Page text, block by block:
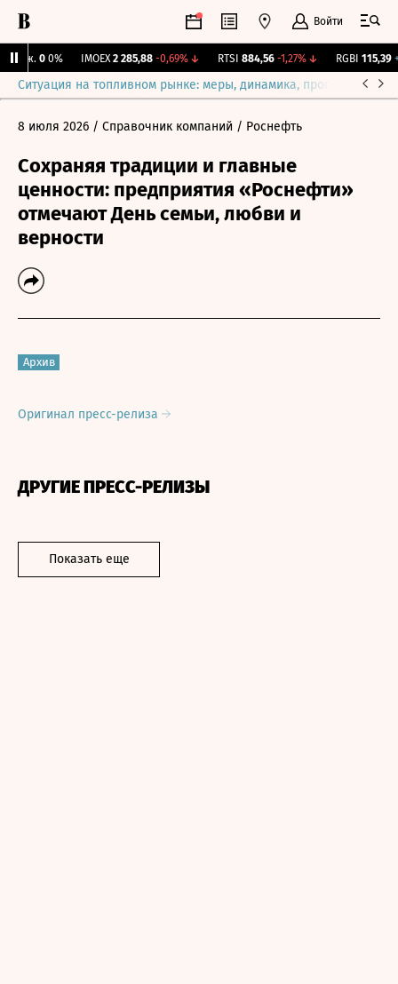
Войти
0 0% IMOEX 2 285,88 -0,69%↓ RTSI 884,56 -1,27%↓ RGBI 115,39
Ситуация на топливном рынке: меры, динамика, прогнозы
8 июля 2026 / Справочник компаний / Роснефть
Сохраняя традиции и главные
ценности: предприятия «Роснефти»
отмечают День семьи, любви и
верности
Архив
Оригинал пресс-релиза
ДРУГИЕ ПРЕСС-РЕЛИЗЫ
Показать еще